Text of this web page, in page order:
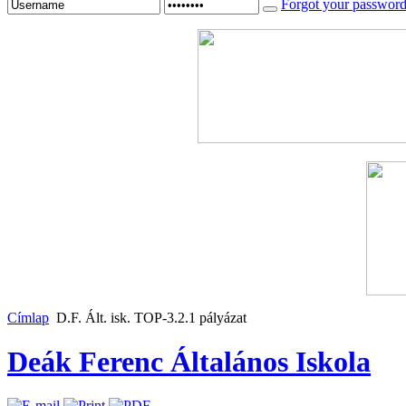
Forgot your
Címlap D.F. Ált. isk. TOP-3.2.1 pályázat
Deák Ferenc Általános Iskola